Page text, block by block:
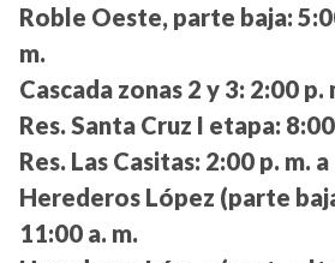
Roble Oeste, parte baja:
m.
Cascada zonas 2 y 3: 2:00 p.
Res. Santa Cruz I etapa:
Res. Las Casitas: 2:00 p. m.
Herederos López (parte
11:00 a. m.